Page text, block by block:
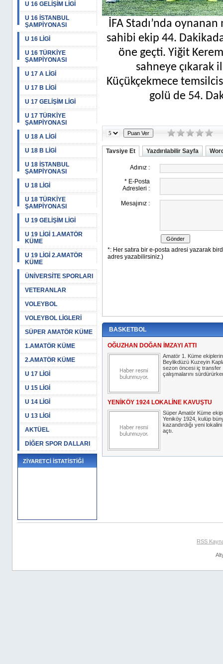
U 16 GELİŞİM LİGİ
U 16 İSTANBUL
ŞAMPİYONASI
U 16 LİGİ
U 16 TÜRKİYE
ŞAMPİYONASI
U 17 A LİGİ
U 17 B LİGİ
U 17 GELİŞİM LİGİ
U 17 TÜRKİYE
ŞAMPİYONASI
U 18 A LİGİ
U 18 B LİGİ
U 18 İSTANBUL
ŞAMPİYONASI
U 18 LİGİ
U 18 TÜRKİYE
ŞAMPİYONASI
U 19 GELİŞİM LİGİ
U 19 LİGİ 1.AMATÖR
KÜME
U 19 LİGİ 2.AMATÖR
KÜME
ÜNİVERSİTE SPORLARI
VETERANLAR
VOLEYBOL
VOLEYBOL LİGLERİ
SÜPER AMATÖR KÜME
1.AMATÖR KÜME
2.AMATÖR KÜME
U 17 LİGİ
U 15 LİGİ
U 14 LİGİ
U 13 LİGİ
AKTÜEL
DİĞER SPOR DALLARI
ZİYARETCİ İSTATİSTİĞİ
İFA Stadı’nda
sahibi ekip 44.
öne geçti. Yiğit
sahneye çıkarak
Küçükçekmece
golü de 54.
Tavsiye Et Yazdırılabilir Sayfa
BASKETBOL
OĞUZHAN DOĞAN İMZAYI ATTI
Amatör 1. Küme
Beylikdüzü Kuzeyin
sezon öncesi iç transfer
çalışmalarını
YENİKÖY 1924 LOKALİNE KAVUŞTU
Süper Amatör Küme
Yeniköy 1924, kulüp
kazandırdığı yeni
açtı.
RSS